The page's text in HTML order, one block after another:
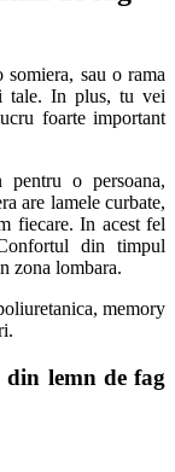
sau o rama
tale. In plus, tu vei
foarte important
o persoana,
are lamele curbate,
fiecare. In acest fel
din timpul
zona lombara.
memory
din lemn de fag